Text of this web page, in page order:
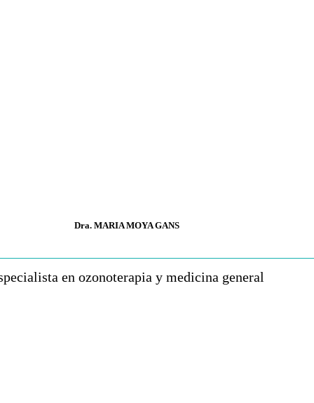
Dra. MARIA MOYA GANS
en ozonoterapia y medicina general